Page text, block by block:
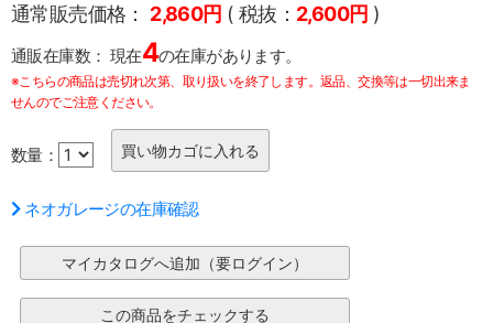
通常販売価格： 2,860円 ( 税抜： 2,600円 )
通販在庫数： 現在4の在庫があります。
※こちらの商品は売切れ次第、取り扱いを終了します。返品、交換等は一切出来ま
せんのでご注意ください。
数量：
ネオガレージの在庫確認